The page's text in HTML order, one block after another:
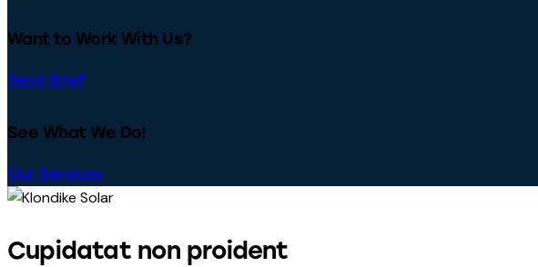
Want to Work With Us?
Send Brief
See What We Do!
Our Services
Cupidatat non proident